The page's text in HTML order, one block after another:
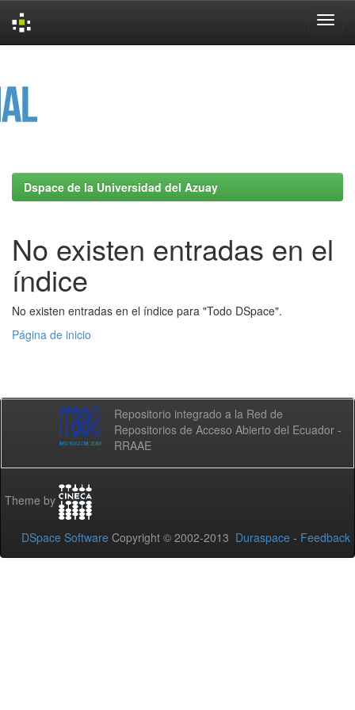
Dspace de la Universidad del Azuay
No existen entradas en el
índice
No existen entradas en el índice para "Todo DSpace".
Página de inicio
Repositorio integrado a la Red de
Repositorios de Acceso Abierto del Ecuador -
RRAAE
Theme by
DSpace Software Copyright © 2002-2013 Duraspace - Feedback